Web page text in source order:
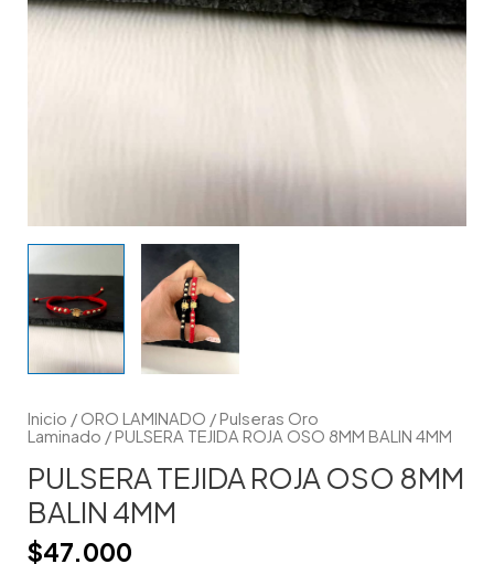
Inicio / ORO LAMINADO /Pulseras Oro
Laminado / PULSERA TEJIDA ROJA OSO 8MM BALIN 4MM
PULSERA TEJIDA ROJA OSO 8MM
BALIN 4MM
$47.000